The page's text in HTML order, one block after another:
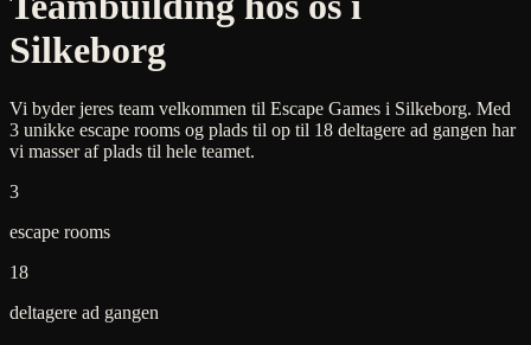
Silkeborg
Vi byder jeres team velkommen til Escape Games i Silkeborg. Med
3 unikke escape rooms og plads til op til 18 deltagere ad gangen har
vi masser af plads til hele teamet.
3
escape rooms
18
deltagere ad gangen